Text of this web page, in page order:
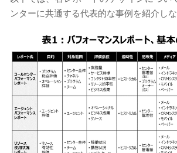
ンターに共通する代表的な事例を紹介しな